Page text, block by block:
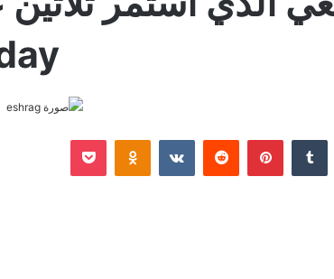
بينتيريست Odnoklassniki
‫Pocket